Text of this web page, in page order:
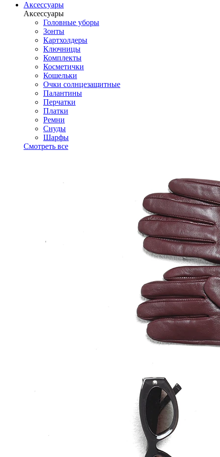
Аксессуары
Аксессуары
Головные уборы
Зонты
Картхолдеры
Ключницы
Комплекты
Косметички
Кошельки
Очки солнцезащитные
Палантины
Перчатки
Платки
Ремни
Снуды
Шарфы
Смотреть все